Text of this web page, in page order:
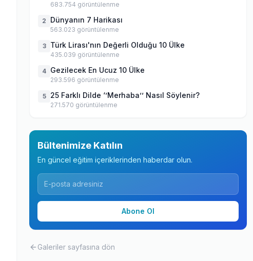
683.754 görüntülenme
2 Dünyanın 7 Harikası
563.023 görüntülenme
3 Türk Lirası'nın Değerli Olduğu 10 Ülke
435.039 görüntülenme
4 Gezilecek En Ucuz 10 Ülke
293.596 görüntülenme
5 25 Farklı Dilde ‘’Merhaba’’ Nasıl Söylenir?
271.570 görüntülenme
Bültenimize Katılın
En güncel eğitim içeriklerinden haberdar olun.
Abone Ol
Galeriler sayfasına dön